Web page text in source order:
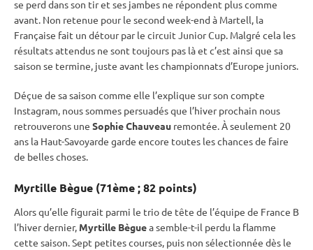
se perd dans son tir et ses jambes ne répondent plus comme
avant. Non retenue pour le second week-end à Martell, la
Française fait un détour par le circuit Junior Cup . Malgré cela les
résultats attendus ne sont toujours pas là et c’est ainsi que sa
saison se termine, juste avant les championnats d’Europe juniors.
Déçue de sa saison comme elle l’explique sur son compte
Instagram, nous sommes persuadés que l’hiver prochain nous
retrouverons une Sophie Chauveau remontée. À seulement 20
ans la Haut-Savoyarde garde encore toutes les chances de faire
de belles choses.
Myrtille Bègue (71ème ; 82 points)
Alors qu’elle figurait parmi le trio de tête de l’équipe de France B
l’hiver dernier, Myrtille Bèguea semble-t-il perdu la flamme
cette saison. Sept petites courses, puis non sélectionnée dès le